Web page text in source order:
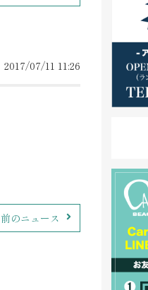
2017/07/11 11:26
前のニュース